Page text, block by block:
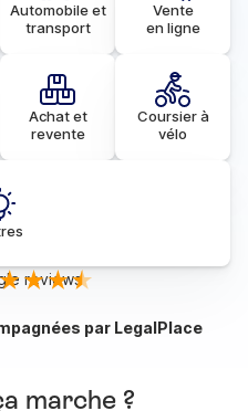
Automobile et
transport
Vente
en ligne
Achat et
revente
Coursier à
vélo
par LegalPlace
marche ?